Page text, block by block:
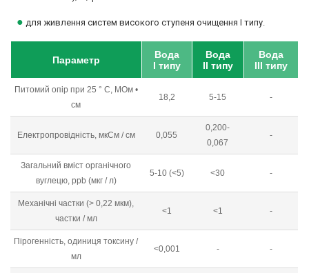
● для живлення систем високого ступеня очищення I типу.
Параметр
Вода
I типу
Вода
II типу
Вода
III типу
Питомий опір при 25 ° С, МОм •
см
18,2 5-15 -
Електропровідність, мкСм / см 0,055
0,200-
0,067
-
Загальний вміст органічного
вуглецю, ppb (мкг / л)
5-10 (<5) <30 -
Механічні частки (> 0,22 мкм),
частки / мл
<1 <1 -
Пірогенність, одиниця токсину /
мл
<0,001 - -